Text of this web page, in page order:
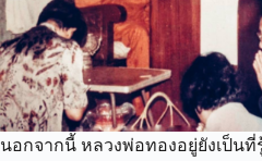
นอกจากนี้ หลวงพ่อทองอยู่ยังเป็นที่